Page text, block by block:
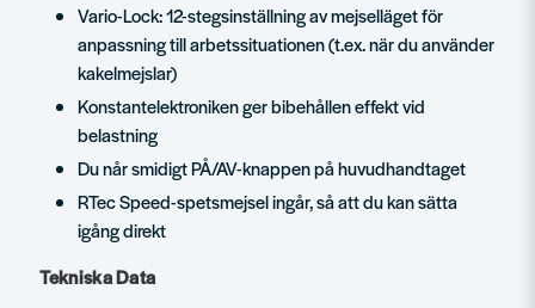
Vario-Lock: 12-stegsinställning av mejselläget för
anpassning till arbetssituationen (t.ex. när du använder
kakelmejslar)
Konstantelektroniken ger bibehållen effekt vid
belastning
Du når smidigt PÅ/AV-knappen på huvudhandtaget
RTec Speed-spetsmejsel ingår, så att du kan sätta
igång direkt
Tekniska Data